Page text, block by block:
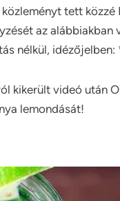
tett
az alábbiakban
nélkül, idézőjelben:
kikerült videó után
lemondását!